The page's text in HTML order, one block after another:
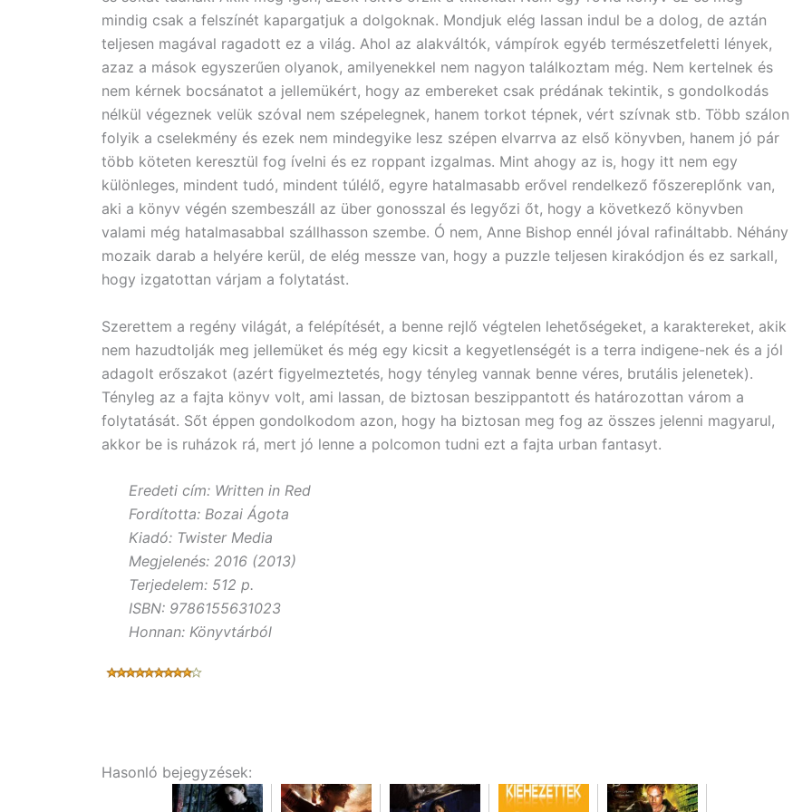
mindig csak a felszínét kapargatjuk a dolgoknak. Mondjuk elég lassan indul be a dolog, de aztán
teljesen magával ragadott ez a világ. Ahol az alakváltók, vámpírok egyéb természetfeletti lények,
azaz a mások egyszerűen olyanok, amilyenekkel nem nagyon találkoztam még. Nem kertelnek és
nem kérnek bocsánatot a jellemükért, hogy az embereket csak prédának tekintik, s gondolkodás
nélkül végeznek velük szóval nem szépelegnek, hanem torkot tépnek, vért szívnak stb. Több szálon
folyik a cselekmény és ezek nem mindegyike lesz szépen elvarrva az első könyvben, hanem jó pár
több köteten keresztül fog ívelni és ez roppant izgalmas. Mint ahogy az is, hogy itt nem egy
különleges, mindent tudó, mindent túlélő, egyre hatalmasabb erővel rendelkező főszereplőnk van,
aki a könyv végén szembeszáll az über gonosszal és legyőzi őt, hogy a következő könyvben
valami még hatalmasabbal szállhasson szembe. Ó nem, Anne Bishop ennél jóval rafináltabb. Néhány
mozaik darab a helyére kerül, de elég messze van, hogy a puzzle teljesen kirakódjon és ez sarkall,
hogy izgatottan várjam a folytatást.
Szerettem a regény világát, a felépítését, a benne rejlő végtelen lehetőségeket, a karaktereket, akik
nem hazudtolják meg jellemüket és még egy kicsit a kegyetlenségét is a terra indigene-nek és a jól
adagolt erőszakot (azért figyelmeztetés, hogy tényleg vannak benne véres, brutális jelenetek).
Tényleg az a fajta könyv volt, ami lassan, de biztosan beszippantott és határozottan várom a
folytatását. Sőt éppen gondolkodom azon, hogy ha biztosan meg fog az összes jelenni magyarul,
akkor be is ruházok rá, mert jó lenne a polcomon tudni ezt a fajta urban fantasyt.
Eredeti cím: Written in Red
Fordította: Bozai Ágota
Kiadó: Twister Media
Megjelenés: 2016 (2013)
Terjedelem: 512 p.
ISBN: 9786155631023
Honnan: Könyvtárból
Hasonló bejegyzések: